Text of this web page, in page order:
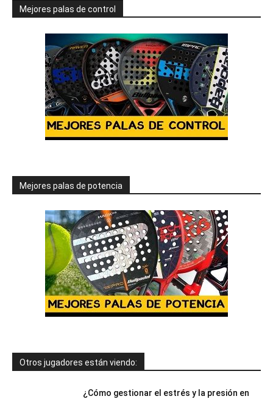
Mejores palas de control
Mejores palas de potencia
Otros jugadores están viendo:
¿Cómo gestionar el estrés y la presión en